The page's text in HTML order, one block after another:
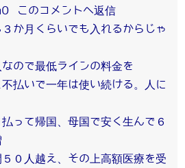
このコメントへ返信
か月くらいでも入れるからじゃ
ので最低ラインの料金を
払いで一年は使い続ける。人に
って帰国、母国で安く生んで６
０人越え、その上高額医療を受